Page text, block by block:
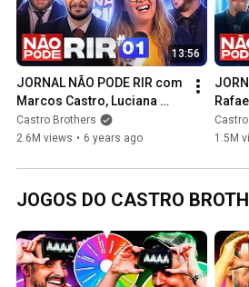
13:56
JORNAL NÃO PODE RIR com
Marcos Castro, Luciana
D'Aulizio, Ed Gama e
Estevam Nabote
Castro Brothers
2.6M views • 6 years ago
1.5M
JOGOS DO CASTRO